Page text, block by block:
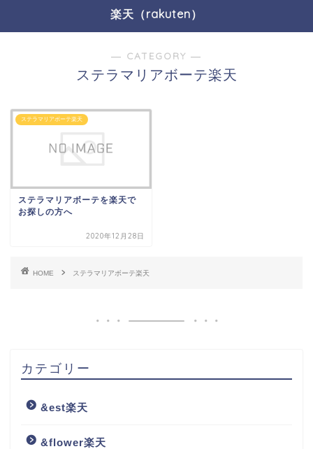
楽天（rakuten）
― CATEGORY ―
ステラマリアボーテ楽天
ステラマリアボーテ楽天
ステラマリアボーテを楽天で
お探しの方へ
2020年12月28日
HOME ステラマリアボーテ楽天
カテゴリー
&est楽天
&flower楽天